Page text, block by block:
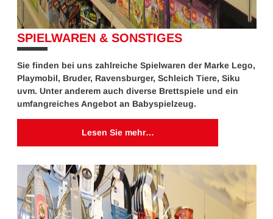
SPIELWAREN & SONSTIGES
Sie finden bei uns zahlreiche Spielwaren der Marke Lego,
Playmobil, Bruder, Ravensburger, Schleich Tiere, Siku
uvm. Unter anderem auch diverse Brettspiele und ein
umfangreiches Angebot an Babyspielzeug.
Lesen Sie mehr…